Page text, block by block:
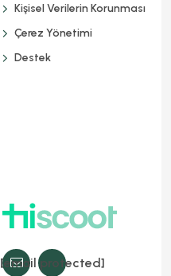
[email protected]
Kişisel Verilerin Korunması
Çerez Yönetimi
Destek